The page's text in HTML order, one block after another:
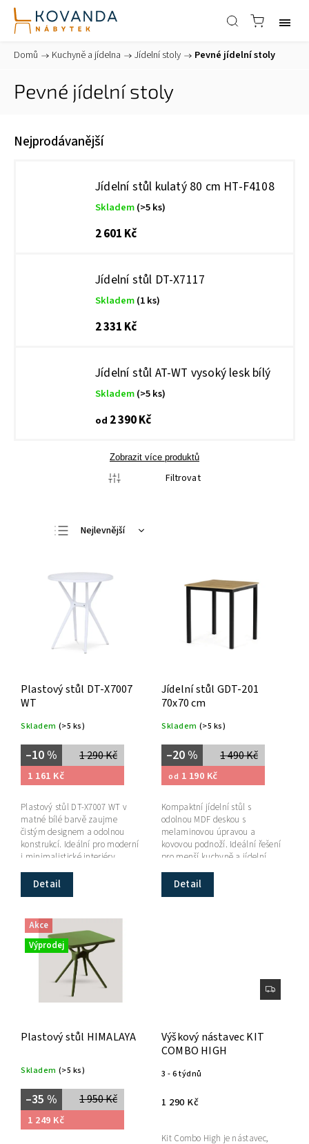
Domů / Kuchyně a jídelna / Jídelní stoly / Pevné jídelní stoly
Pevné jídelní stoly
Nejprodávanější
Jídelní stůl kulatý 80 cm HT-F4108
Skladem(>5 ks)
2 601 Kč
Jídelní stůl DT-X7117
Skladem(1 ks)
2 331 Kč
Jídelní stůl AT-WT vysoký lesk bílý
Skladem(>5 ks)
od 2 390 Kč
Zobrazit více produktů
Nejlevnější
Nejprodávanější
Abecedně
Plastový stůl DT-X7007
WT
Skladem (>5 ks)
1 290 Kč
–10 %
1 161 Kč
Detail
Plastový stůl DT-X7007 WT v
matné bílé barvě zaujme
čistým designem a odolnou
konstrukcí. Ideální pro moderní
i minimalistické interiéry.
Jídelní stůl GDT-201
70x70 cm
Skladem (>5 ks)
1 490 Kč
–20 %
od 1 190 Kč
Detail
Kompaktní jídelní stůl s
odolnou MDF deskou s
melaminovou úpravou a
kovovou podnoží. Ideální řešení
pro menší kuchyně a jídelní
kouty.
Akce
Výprodej
Plastový stůl HIMALAYA
Skladem (>5 ks)
1 950 Kč
–35 %
1 249 Kč
Výškový nástavec KIT
COMBO HIGH
3 - 6 týdnů
1 290 Kč
Kit Combo High je nástavec,